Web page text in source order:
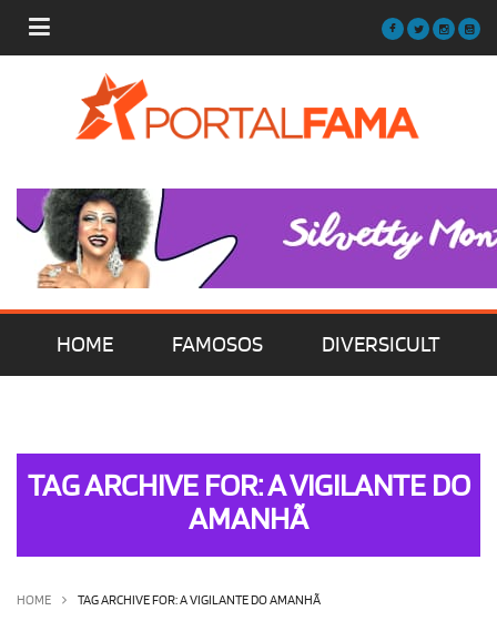
HOME FAMOSOS DIVERSICULT
OLHA ISSO! EU QUERO!
TAG ARCHIVE FOR: A VIGILANTE DO
AMANHÃ
HOME TAG ARCHIVE FOR: A VIGILANTE DO AMANHÃ